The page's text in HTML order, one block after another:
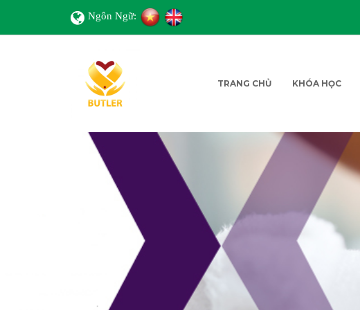
Ngôn Ngữ:
TRANG CHỦ KHÓA HỌC